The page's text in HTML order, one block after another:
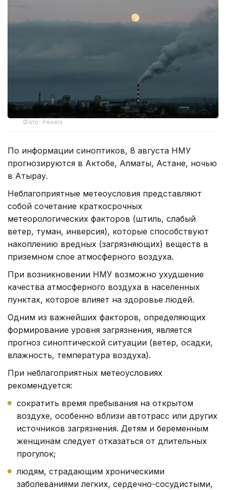
Фото: Pexels
По информации синоптиков, 8 августа НМУ
прогнозируются в Актобе, Алматы, Астане, ночью
в Атырау.
Неблагоприятные метеоусловия представляют
собой сочетание краткосрочных
метеорологических факторов (штиль, слабый
ветер, туман, инверсия), которые способствуют
накоплению вредных (загрязняющих) веществ в
приземном слое атмосферного воздуха.
При возникновении НМУ возможно ухудшение
качества атмосферного воздуха в населенных
пунктах, которое влияет на здоровье людей.
Одним из важнейших факторов, определяющих
формирование уровня загрязнения, является
прогноз синоптической ситуации (ветер, осадки,
влажность, температура воздуха).
При неблагоприятных метеоусловиях
рекомендуется:
сократить время пребывания на открытом
воздухе, особенно вблизи автотрасс или других
источников загрязнения. Детям и беременным
женщинам следует отказаться от длительных
прогулок;
людям, страдающим хроническими
заболеваниями легких, сердечно-сосудистыми,